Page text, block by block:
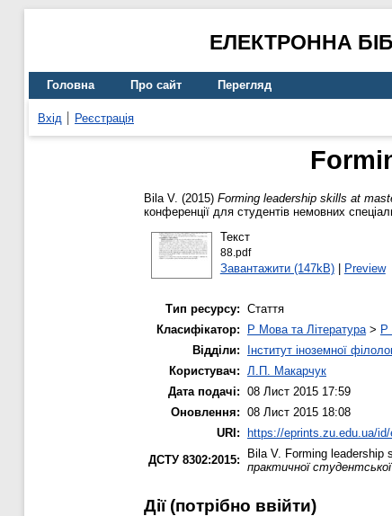
ЕЛЕКТРОННА
Головна Про сайт Перегляд
Вхід Реєстрація
Bila V. (2015) Forming leadership skills at
конференції для студентів немовних
Текст
88.pdf
Завантажити (147kB)| Preview
Тип ресурсу: Стаття
Класифікатор:
P Мова та Література> P
Відділи:
Інститут іноземної
Користувач: Л.П. Макарчук
Дата подачі: 08 Лист 2015 17:59
Оновлення: 08 Лист 2015 18:08
URI:
https://eprints.zu.edu.ua/
ДСТУ 8302:2015:
Bila V. Forming leadership
практичної
Дії ​​(потрібно ввійти)